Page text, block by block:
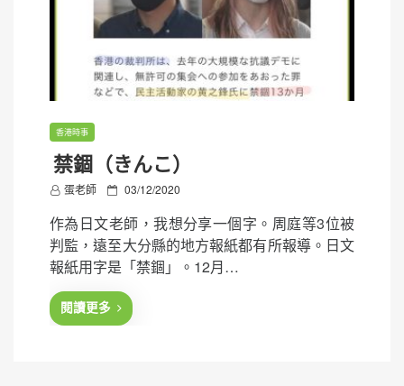
香港時事
禁錮（きんこ）
蛋老師
P
s
t
e
d
03/12/2020
作為日文老師，我想分享一個字。周庭等3位被
判監，遠至大分縣的地方報紙都有所報導。日文
報紙用字是「禁錮」。12月…
閱讀更多